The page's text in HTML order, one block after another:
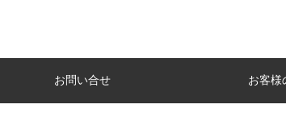
お問い合せ お客様